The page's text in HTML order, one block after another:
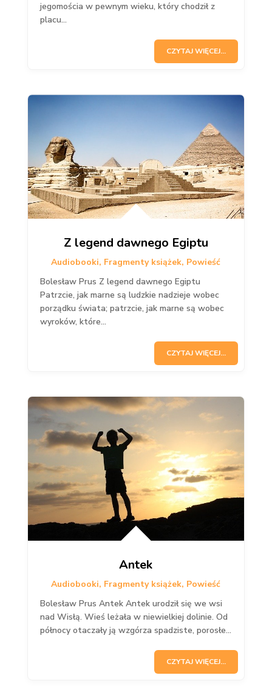
jegomościa w pewnym wieku, który chodził z
placu...
CZYTAJ WIĘCEJ...
Z legend dawnego Egiptu
Audiobooki, Fragmenty książek, Powieść
Bolesław Prus Z legend dawnego Egiptu
Patrzcie, jak marne są ludzkie nadzieje wobec
porządku świata; patrzcie, jak marne są wobec
wyroków, które...
CZYTAJ WIĘCEJ...
Antek
Audiobooki, Fragmenty książek, Powieść
Bolesław Prus Antek Antek urodził się we wsi
nad Wisłą. Wieś leżała w niewielkiej dolinie. Od
północy otaczały ją wzgórza spadziste, porosłe...
CZYTAJ WIĘCEJ...